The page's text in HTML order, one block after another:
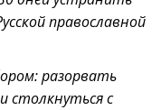
православной
разорвать
столкнуться с